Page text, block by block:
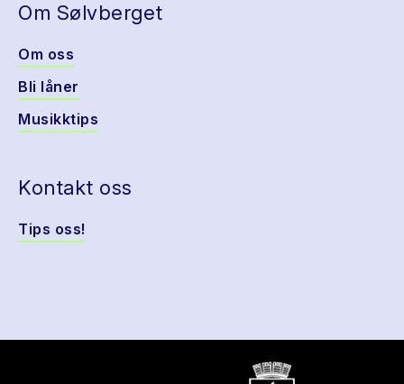
Om Sølvberget
Om oss
Bli låner
Musikktips
Kontakt oss
Tips oss!